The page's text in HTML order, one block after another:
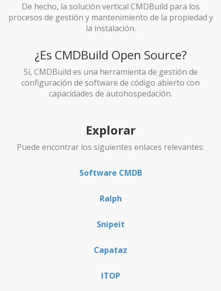
De hecho, la solución vertical CMDBuild para los
procesos de gestión y mantenimiento de la propiedad y
la instalación.
¿Es CMDBuild Open Source?
Sí, CMDBuild es una herramienta de gestión de
configuración de software de código abierto con
capacidades de autohospedación.
Explorar
Puede encontrar los siguientes enlaces relevantes:
Software CMDB
Ralph
Snipeit
Capataz
ITOP